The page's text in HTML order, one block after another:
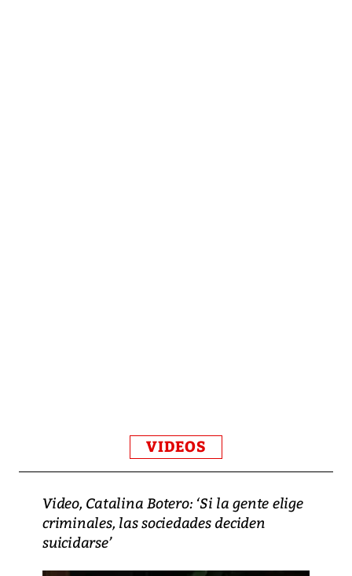
VIDEOS
Video, Catalina Botero: ‘Si la gente elige
criminales, las sociedades deciden
suicidarse’